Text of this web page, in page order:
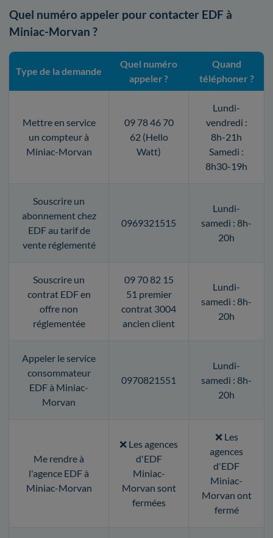
Quel numéro appeler pour contacter EDF à
Miniac-Morvan ?
Type de la demande
Quel numéro
appeler ?
Quand
téléphoner ?
Mettre en service
un compteur à
Miniac-Morvan
09 78 46 70
62 (Hello
Watt)
Lundi-
vendredi :
8h-21h
Samedi :
8h30-19h
Souscrire un
abonnement chez
EDF au tarif de
vente réglementé
0969321515
Lundi-
samedi : 8h-
20h
Souscrire un
contrat EDF en
offre non
réglementée
09 70 82 15
51 premier
contrat 3004
ancien client
Lundi-
samedi : 8h-
20h
Appeler le service
consommateur
EDF à Miniac-
Morvan
0970821551
Lundi-
samedi : 8h-
20h
Me rendre à
l'agence EDF à
Miniac-Morvan
❌ Les agences
d'EDF
Miniac-
Morvan sont
fermées
❌ Les
agences
d'EDF
Miniac-
Morvan ont
fermé